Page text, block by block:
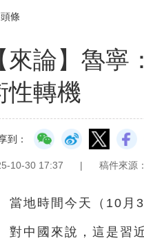
條
來論】魯
性轉機
到：
10-30 17:37 | 稿件來源
當地時間今天（10月
對中國來說，這是習